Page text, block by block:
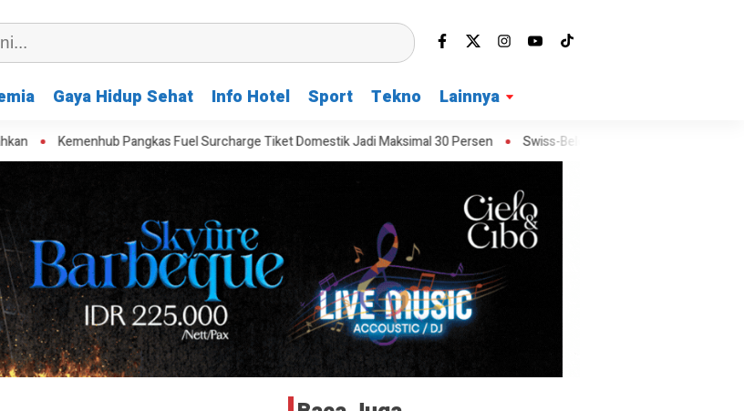
Gaya Hidup Sehat Info Hotel Sport Tekno Lainnya
Pangkas Fuel Surcharge Tiket Domestik Jadi Maksimal 30 Persen Swiss-Belcourt Bogor Buka Promo Merdeka Escape